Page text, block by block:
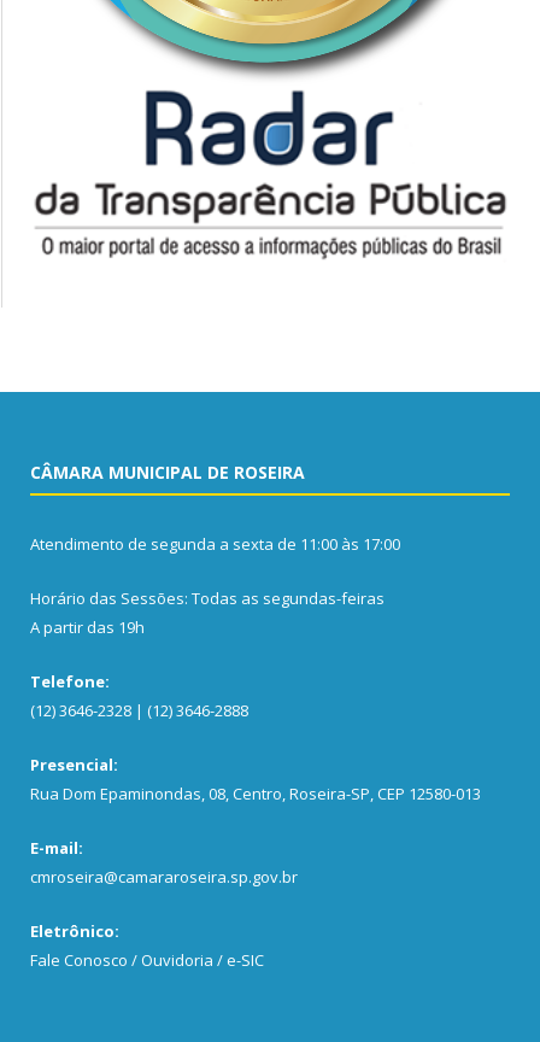
CÂMARA MUNICIPAL DE ROSEIRA
Atendimento de segunda a sexta de 11:00 às 17:00
Horário das Sessões: Todas as segundas-feiras
A partir das 19h
Telefone:
(12) 3646-2328 | (12) 3646-2888
Presencial:
Rua Dom Epaminondas, 08, Centro, Roseira-SP, CEP 12580-013
E-mail:
cmroseira@camararoseira.sp.gov.br
Eletrônico:
Fale Conosco / Ouvidoria / e-SIC